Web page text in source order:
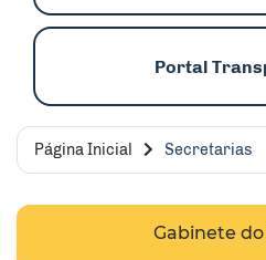
Portal
Página Inicial Secretarias
Gabinete